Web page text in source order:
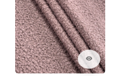
visibility